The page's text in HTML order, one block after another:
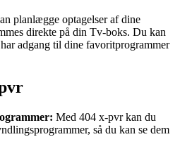
planlægge optagelser af dine
direkte på din Tv-boks. Du kan
adgang til dine favoritprogrammer
Med 404 x-pvr kan du
så du kan se dem